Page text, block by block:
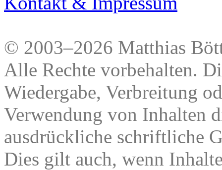
© 2003–2026 Matthias
Alle Rechte vorbehalten.
Wiedergabe, Verbreitung
Verwendung von Inhalten
ausdrückliche schriftliche
Dies gilt auch, wenn